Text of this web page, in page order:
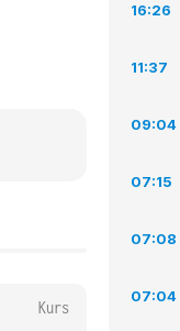
Kurs
16:26
11:37
09:04
07:15
07:08
07:04